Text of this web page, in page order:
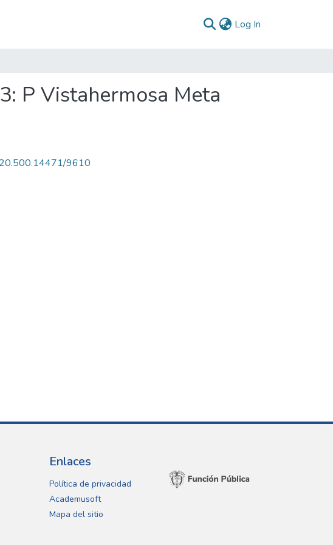
Log In
P Vistahermosa Meta
20.500.14471/9610
Enlaces
Política de privacidad
Academusoft
Mapa del sitio